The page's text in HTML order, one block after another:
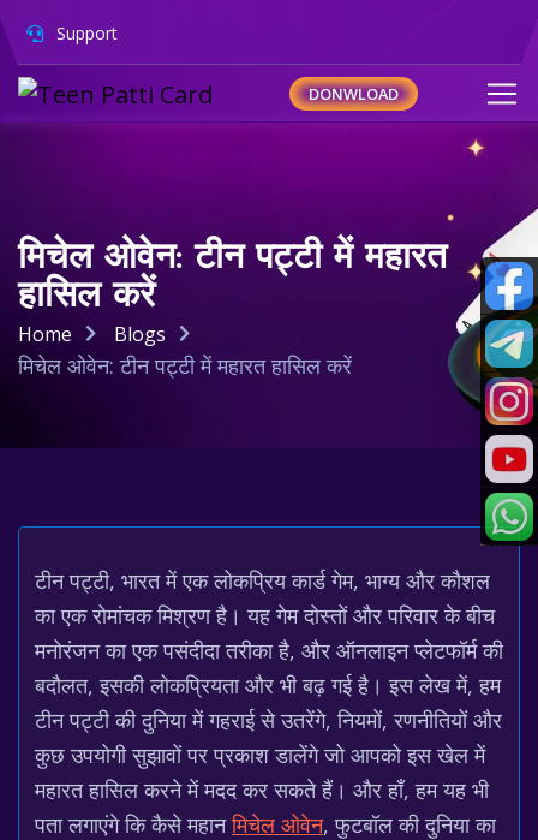
Support
DONWLOAD
मिचेल ओवेन: टीन पट्टी में महारत
हासिल करें
Home Blogs
मिचेल ओवेन: टीन पट्टी में महारत हासिल करें
टीन पट्टी, भारत में एक लोकप्रिय कार्ड गेम, भाग्य और कौशल
का एक रोमांचक मिश्रण है। यह गेम दोस्तों और परिवार के बीच
मनोरंजन का एक पसंदीदा तरीका है, और ऑनलाइन प्लेटफॉर्म की
बदौलत, इसकी लोकप्रियता और भी बढ़ गई है। इस लेख में, हम
टीन पट्टी की दुनिया में गहराई से उतरेंगे, नियमों, रणनीतियों और
कुछ उपयोगी सुझावों पर प्रकाश डालेंगे जो आपको इस खेल में
महारत हासिल करने में मदद कर सकते हैं। और हाँ, हम यह भी
पता लगाएंगे कि कैसे महानमिचेल ओवेन, फुटबॉल की दुनिया का